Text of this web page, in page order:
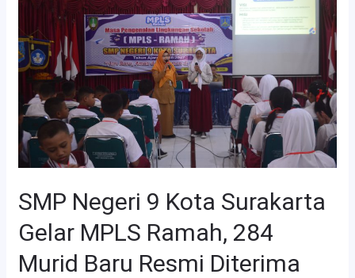
SMP Negeri 9 Kota Surakarta
Gelar MPLS Ramah, 284
Murid Baru Resmi Diterima
Surakarta
Gelar
MPLS
Ramah,
284
Murid
Resmi
Diterima